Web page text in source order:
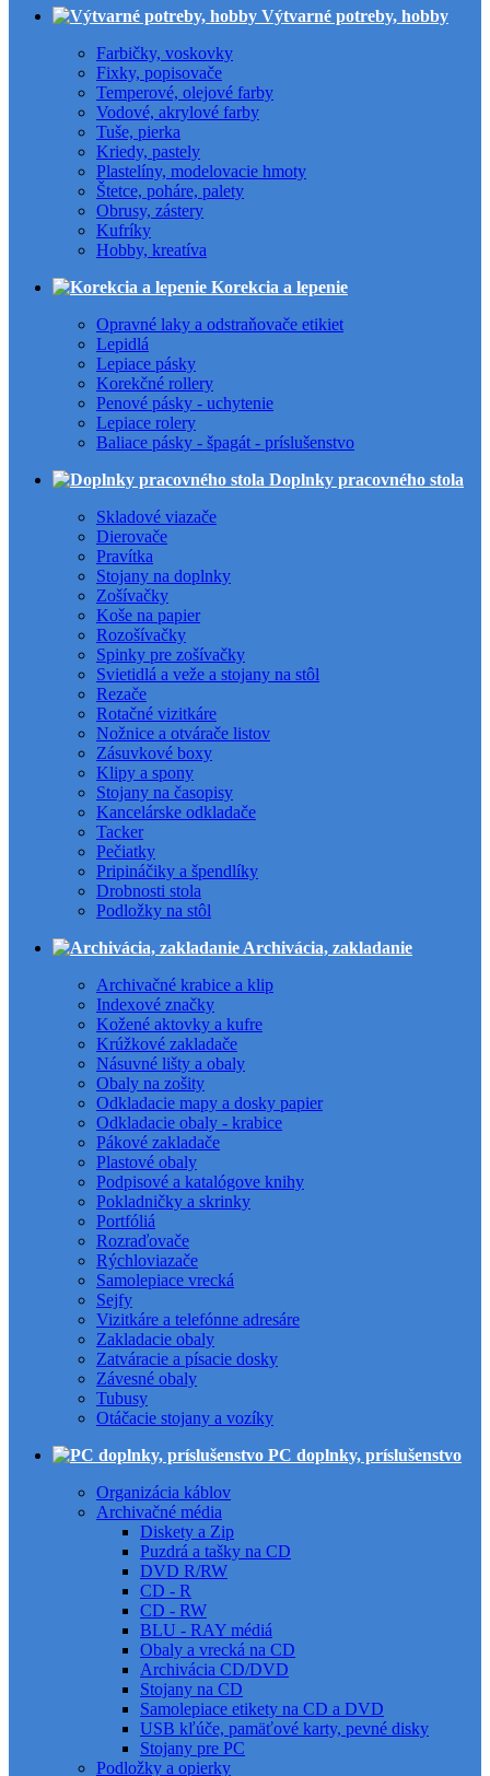
Výtvarné potreby, hobby
Farbičky, voskovky
Fixky, popisovače
Temperové, olejové farby
Vodové, akrylové farby
Tuše, pierka
Kriedy, pastely
Plastelíny, modelovacie hmoty
Štetce, poháre, palety
Obrusy, zástery
Kufríky
Hobby, kreatíva
Korekcia a lepenie
Opravné laky a odstraňovače etikiet
Lepidlá
Lepiace pásky
Korekčné rollery
Penové pásky - uchytenie
Lepiace rolery
Baliace pásky - špagát - príslušenstvo
Doplnky pracovného stola
Skladové viazače
Dierovače
Pravítka
Stojany na doplnky
Zošívačky
Koše na papier
Rozošívačky
Spinky pre zošívačky
Svietidlá a veže a stojany na stôl
Rezače
Rotačné vizitkáre
Nožnice a otvárače listov
Zásuvkové boxy
Klipy a spony
Stojany na časopisy
Kancelárske odkladače
Tacker
Pečiatky
Pripináčiky a špendlíky
Drobnosti stola
Podložky na stôl
Archivácia, zakladanie
Archivačné krabice a klip
Indexové značky
Kožené aktovky a kufre
Krúžkové zakladače
Násuvné lišty a obaly
Obaly na zošity
Odkladacie mapy a dosky papier
Odkladacie obaly - krabice
Pákové zakladače
Plastové obaly
Podpisové a katalógove knihy
Pokladničky a skrinky
Portfóliá
Rozraďovače
Rýchloviazače
Samolepiace vrecká
Sejfy
Vizitkáre a telefónne adresáre
Zakladacie obaly
Zatváracie a písacie dosky
Závesné obaly
Tubusy
Otáčacie stojany a vozíky
PC doplnky, príslušenstvo
Organizácia káblov
Archivačné média
Diskety a Zip
Puzdrá a tašky na CD
DVD R/RW
CD - R
CD - RW
BLU - RAY médiá
Obaly a vrecká na CD
Archivácia CD/DVD
Stojany na CD
Samolepiace etikety na CD a DVD
USB kľúče, pamäťové karty, pevné disky
Stojany pre PC
Podložky a opierky